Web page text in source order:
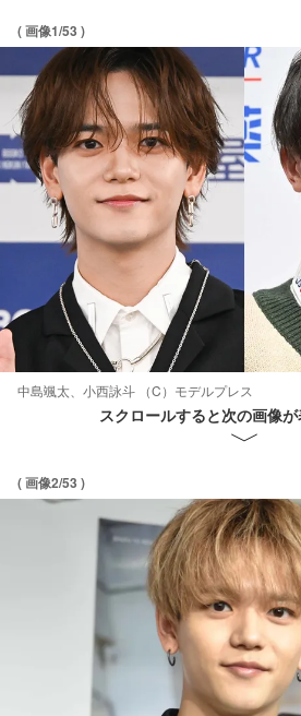
( 画像1/53 )
中島颯太、小西詠斗 （C）モデルプレス
スクロールすると次の画像
( 画像2/53 )